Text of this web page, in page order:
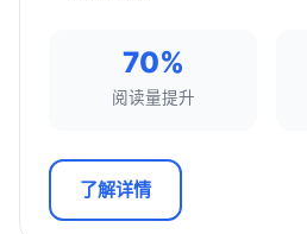
70%
阅读量提升
了解详情